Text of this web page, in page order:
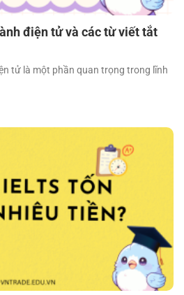
điện tử và các từ viết tắt
tử là một phần quan trọng trong lĩnh